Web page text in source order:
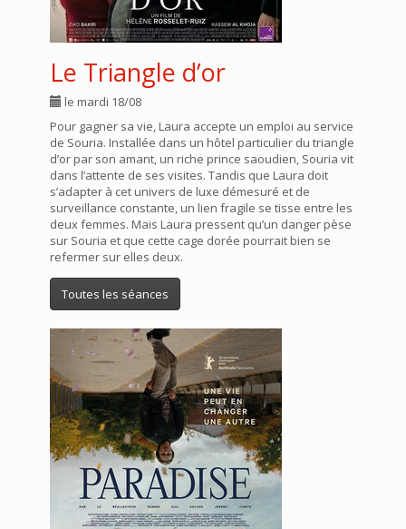
Le Triangle d’or
le mardi 18/08
Pour gagner sa vie, Laura accepte un emploi au service
de Souria. Installée dans un hôtel particulier du triangle
d’or par son amant, un riche prince saoudien, Souria vit
dans l’attente de ses visites. Tandis que Laura doit
s’adapter à cet univers de luxe démesuré et de
surveillance constante, un lien fragile se tisse entre les
deux femmes. Mais Laura pressent qu’un danger pèse
sur Souria et que cette cage dorée pourrait bien se
refermer sur elles deux.
Toutes les séances